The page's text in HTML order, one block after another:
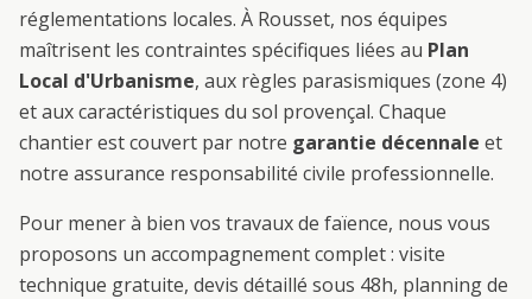
réglementations locales. À Rousset, nos équipes
maîtrisent les contraintes spécifiques liées au Plan
Local d'Urbanisme, aux règles parasismiques (zone 4)
et aux caractéristiques du sol provençal. Chaque
chantier est couvert par notre garantie décennale et
notre assurance responsabilité civile professionnelle.
Pour mener à bien vos travaux de faïence, nous vous
proposons un accompagnement complet : visite
technique gratuite, devis détaillé sous 48h, planning de